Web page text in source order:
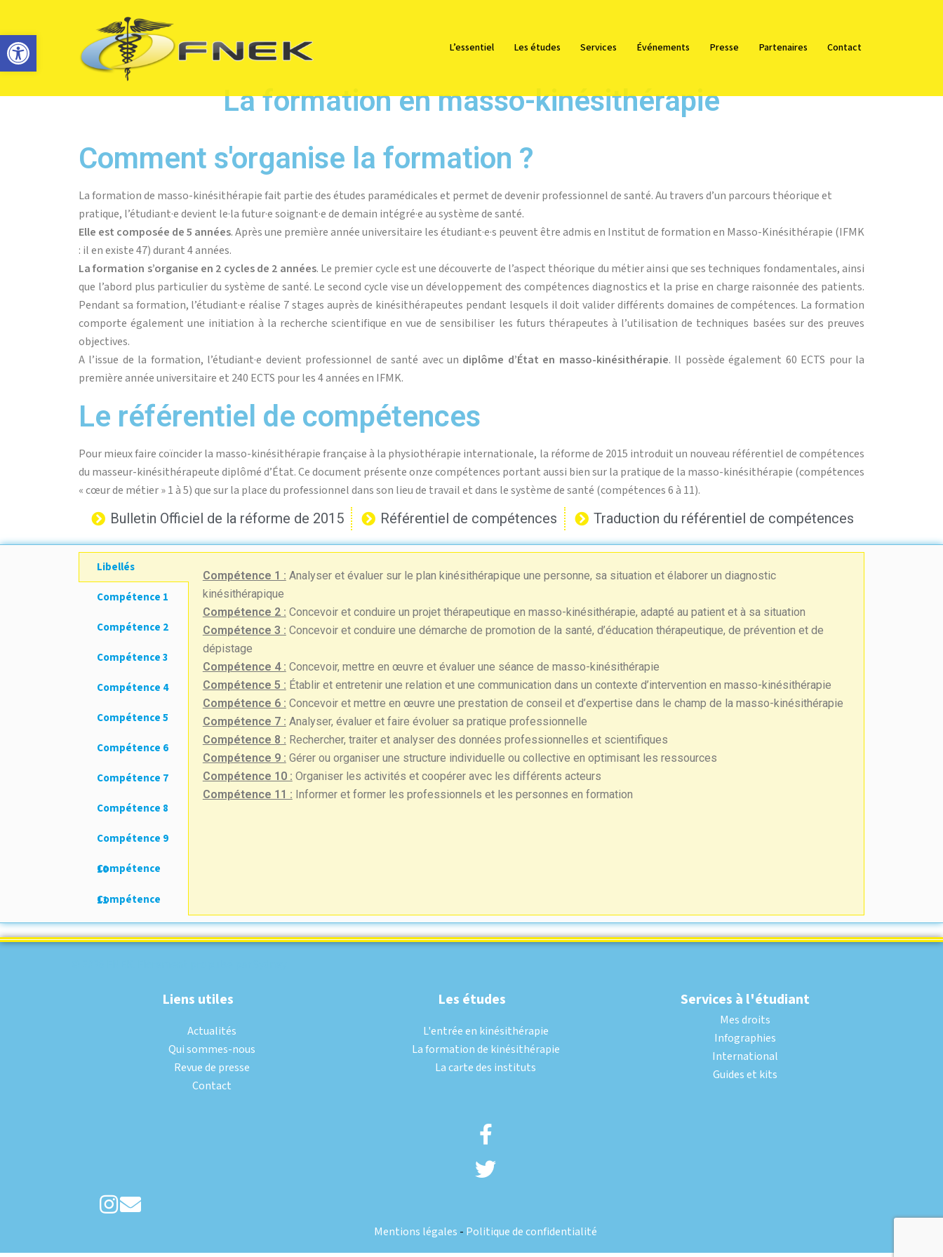
Ouvrir la barre d’outils L’essentiel Les études Services Événements Presse Partenaires Contact
La formation en masso-kinésithérapie
Comment s'organise la formation ?
La formation de masso-kinésithérapie fait partie des études paramédicales et permet de devenir professionnel de santé. Au travers d’un parcours théorique et
pratique, l’étudiant·e devient le·la futur·e soignant·e de demain intégré·e au système de santé.
Elle est composée de 5 années. Après une première année universitaire les étudiant·e·s peuvent être admis en Institut de formation en Masso-Kinésithérapie (IFMK
: il en existe 47) durant 4 années.
La formation s’organise en 2 cycles de 2 années. Le premier cycle est une découverte de l’aspect théorique du métier ainsi que ses techniques fondamentales, ainsi
que l’abord plus particulier du système de santé. Le second cycle vise un développement des compétences diagnostics et la prise en charge raisonnée des patients.
Pendant sa formation, l’étudiant·e réalise 7 stages auprès de kinésithérapeutes pendant lesquels il doit valider différents domaines de compétences. La formation
comporte également une initiation à la recherche scientifique en vue de sensibiliser les futurs thérapeutes à l’utilisation de techniques basées sur des preuves
objectives.
A l’issue de la formation, l’étudiant·e devient professionnel de santé avec un diplôme d’État en masso-kinésithérapie. Il possède également 60 ECTS pour la
première année universitaire et 240 ECTS pour les 4 années en IFMK.
Le référentiel de compétences
Pour mieux faire coïncider la masso-kinésithérapie française à la physiothérapie internationale, la réforme de 2015 introduit un nouveau référentiel de compétences
du masseur-kinésithérapeute diplômé d’État. Ce document présente onze compétences portant aussi bien sur la pratique de la masso-kinésithérapie (compétences
« cœur de métier » 1 à 5) que sur la place du professionnel dans son lieu de travail et dans le système de santé (compétences 6 à 11).
Bulletin Officiel de la réforme de 2015 Référentiel de compétences Traduction du référentiel de compétences
Libellés
Compétence 1
Compétence 2
Compétence 3
Compétence 4
Compétence 5
Compétence 6
Compétence 7
Compétence 8
Compétence 9
Compétence 10
Compétence 11
Compétence 1 : Analyser et évaluer sur le plan kinésithérapique une personne, sa situation et élaborer un diagnostic
kinésithérapique
Compétence 2 : Concevoir et conduire un projet thérapeutique en masso-kinésithérapie, adapté au patient et à sa situation
Compétence 3 : Concevoir et conduire une démarche de promotion de la santé, d’éducation thérapeutique, de prévention et de
dépistage
Compétence 4 : Concevoir, mettre en œuvre et évaluer une séance de masso-kinésithérapie
Compétence 5 : Établir et entretenir une relation et une communication dans un contexte d’intervention en masso-kinésithérapie
Compétence 6 : Concevoir et mettre en œuvre une prestation de conseil et d’expertise dans le champ de la masso-kinésithérapie
Compétence 7 : Analyser, évaluer et faire évoluer sa pratique professionnelle
Compétence 8 : Rechercher, traiter et analyser des données professionnelles et scientifiques
Compétence 9 : Gérer ou organiser une structure individuelle ou collective en optimisant les ressources
Compétence 10 : Organiser les activités et coopérer avec les différents acteurs
Compétence 11 : Informer et former les professionnels et les personnes en formation
Liens utiles
Actualités
Qui sommes-nous
Revue de presse
Contact
Les études
L'entrée en kinésithérapie
La formation de kinésithérapie
La carte des instituts
Services à l'étudiant
Mes droits
Infographies
International
Guides et kits
Mentions légales - Politique de confidentialité